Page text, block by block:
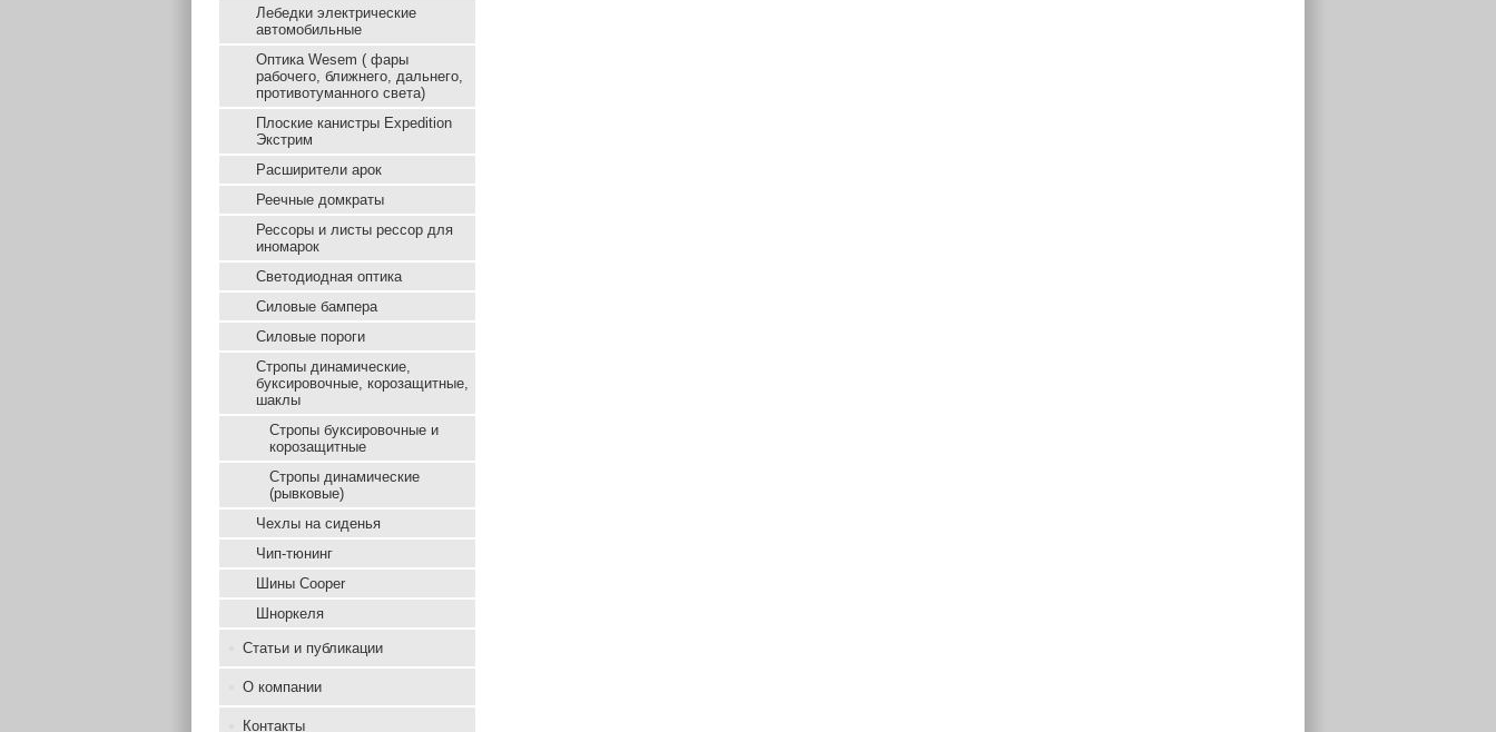
Лебедки электрические
автомобильные
Оптика Wesem ( фары
рабочего, ближнего, дальнего,
противотуманного света)
Плоские канистры Expedition
Экстрим
Расширители арок
Реечные домкраты
Рессоры и листы рессор для
иномарок
Светодиодная оптика
Силовые бампера
Силовые пороги
Стропы динамические,
буксировочные, корозащитные,
шаклы
Стропы буксировочные и
корозащитные
Стропы динамические
(рывковые)
Чехлы на сиденья
Чип-тюнинг
Шины Cooper
Шноркеля
Статьи и публикации
О компании
Контакты